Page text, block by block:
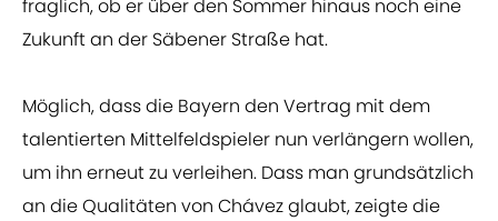
fraglich, ob er über den Sommer hinaus noch eine
Zukunft an der Säbener Straße hat.
Möglich, dass die Bayern den Vertrag mit dem
talentierten Mittelfeldspieler nun verlängern wollen,
um ihn erneut zu verleihen. Dass man grundsätzlich
an die Qualitäten von Chávez glaubt, zeigte die